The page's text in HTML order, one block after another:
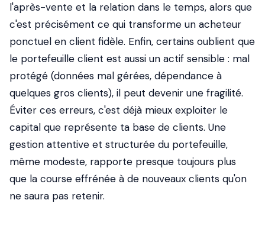
l'après-vente et la relation dans le temps, alors que
c'est précisément ce qui transforme un acheteur
ponctuel en client fidèle. Enfin, certains oublient que
le portefeuille client est aussi un actif sensible : mal
protégé (données mal gérées, dépendance à
quelques gros clients), il peut devenir une fragilité.
Éviter ces erreurs, c'est déjà mieux exploiter le
capital que représente ta base de clients. Une
gestion attentive et structurée du portefeuille,
même modeste, rapporte presque toujours plus
que la course effrénée à de nouveaux clients qu'on
ne saura pas retenir.